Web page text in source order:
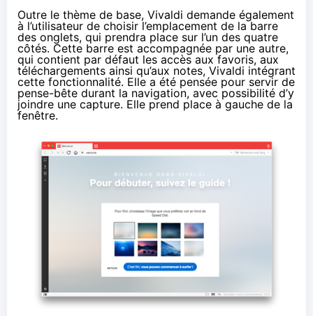
Outre le thème de base, Vivaldi demande également
à l’utilisateur de choisir l’emplacement de la barre
des onglets, qui prendra place sur l’un des quatre
côtés. Cette barre est accompagnée par une autre,
qui contient par défaut les accès aux favoris, aux
téléchargements ainsi qu’aux notes, Vivaldi intégrant
cette fonctionnalité. Elle a été pensée pour servir de
pense-bête durant la navigation, avec possibilité d’y
joindre une capture. Elle prend place à gauche de la
fenêtre.